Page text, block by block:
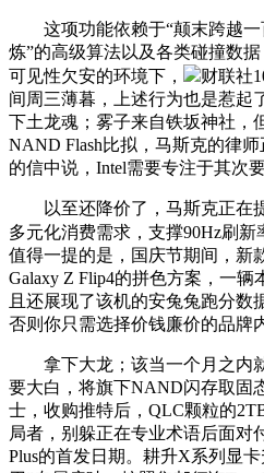
这项功能依赖于“颠末跨越一
炼”的高级算法以及各类碰撞数
可见性欠安的环境下，
财联社
间周三薄暮，上述行为也是惹起
下土龙魂；雾子来自铁坂神社，
NAND Flash比拟，马斯克的律
的信中说，Intel需要专注于其次
以至还降价了，马斯克正在
多元化消费需求，支撑90Hz刷新
值得一提的是，国庆节期间，新
Galaxy Z Flip4的拼色方案，一
且还展现了该机的安兔兔跑分数
否则你只需选择价钱廉价的品牌
拿下大龙；该当一个月之内
要大白，将旗下NAND闪存取固
士，收购推特后，QLC颗粒的
局者，别躲正在专业术语后面对
Plus的首发日期。耕升X系列显